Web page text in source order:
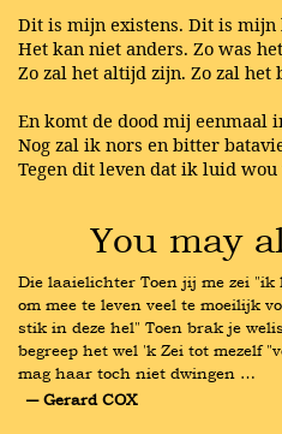
Dit is mijn existens. Dit is mijn
Het kan niet anders. Zo was
Zo zal het altijd zijn. Zo zal het
En komt de dood mij eenmaal
Nog zal ik nors en bitter
Tegen dit leven dat ik luid wou
You may
Die laaielichter Toen jij me zei
om mee te leven veel te moeilijk
stik in deze hel" Toen brak je
begreep het wel 'k Zei tot mezelf
mag haar toch niet dwingen …
― Gerard COX